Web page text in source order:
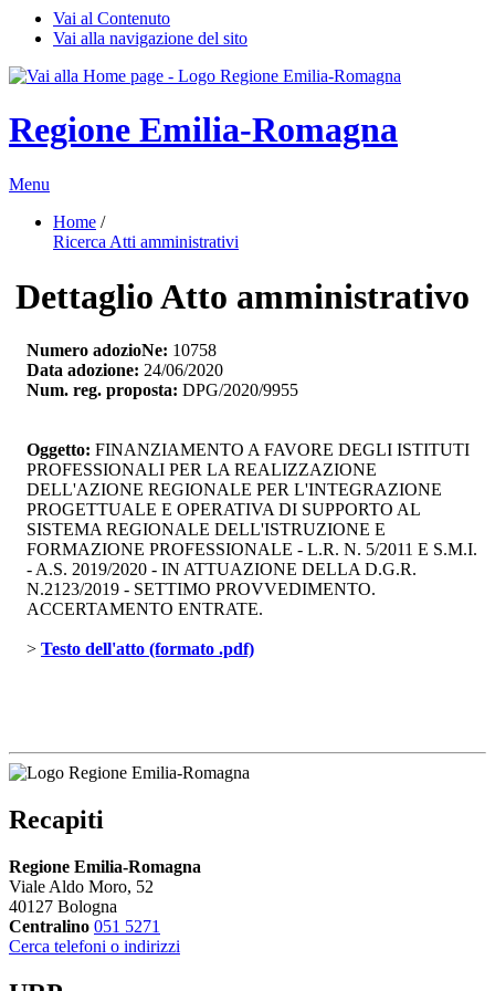
Vai al Contenuto
Vai alla navigazione del sito
Regione Emilia-Romagna
Menu
Home /
Ricerca Atti amministrativi
Dettaglio Atto amministrativo
Numero adozioNe: 10758
Data adozione: 24/06/2020
Num. reg. proposta: DPG/2020/9955
Oggetto: FINANZIAMENTO A FAVORE DEGLI ISTITUTI
PROFESSIONALI PER LA REALIZZAZIONE
DELL'AZIONE REGIONALE PER L'INTEGRAZIONE
PROGETTUALE E OPERATIVA DI SUPPORTO AL
SISTEMA REGIONALE DELL'ISTRUZIONE E
FORMAZIONE PROFESSIONALE - L.R. N. 5/2011 E S.M.I.
- A.S. 2019/2020 - IN ATTUAZIONE DELLA D.G.R.
N.2123/2019 - SETTIMO PROVVEDIMENTO.
ACCERTAMENTO ENTRATE.
> Testo dell'atto (formato .pdf)
Recapiti
Regione Emilia-Romagna
Viale Aldo Moro, 52
40127 Bologna
Centralino 051 5271
Cerca telefoni o indirizzi